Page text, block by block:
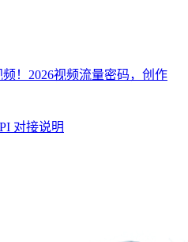
！2026视频流量密码，创作
对接说明